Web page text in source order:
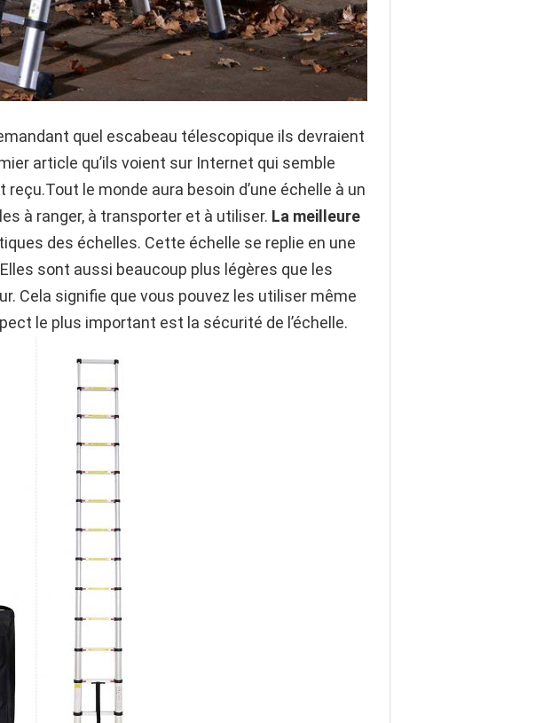
quel escabeau télescopique ils devraient
article qu’ils voient sur Internet qui semble
le monde aura besoin d’une échelle à un
à ranger, à transporter et à utiliser. La meilleure
des échelles. Cette échelle se replie en une
sont aussi beaucoup plus légères que les
Cela signifie que vous pouvez les utiliser même
le plus important est la sécurité de l’échelle.